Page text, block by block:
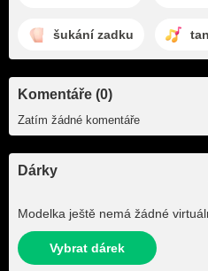
šukání zadku
Komentáře (0)
Zatím žádné komentáře
Dárky
Modelka ještě nemá žádné
Vybrat dárek